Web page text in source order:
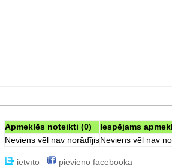
Apmeklēs noteikti (0) Iespējams
Neviens vēl nav norādījisNeviens vēl nav
ietvīto pievieno facebookā